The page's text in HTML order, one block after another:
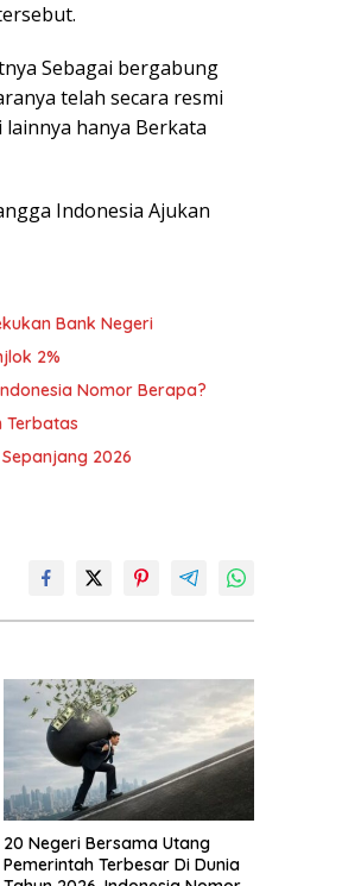
Sebagai bergabung
telah secara resmi
hanya Berkata
Indonesia Ajukan
Bank Negeri
2%
Nomor Berapa?
Terbatas
2026
20 Negeri Bersama Utang
Pemerintah Terbesar Di Dunia